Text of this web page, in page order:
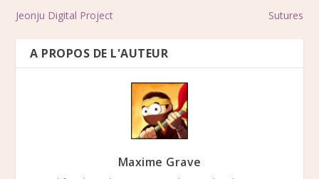
Jeonju Digital Project Sutures
A PROPOS DE L'AUTEUR
Maxime Grave